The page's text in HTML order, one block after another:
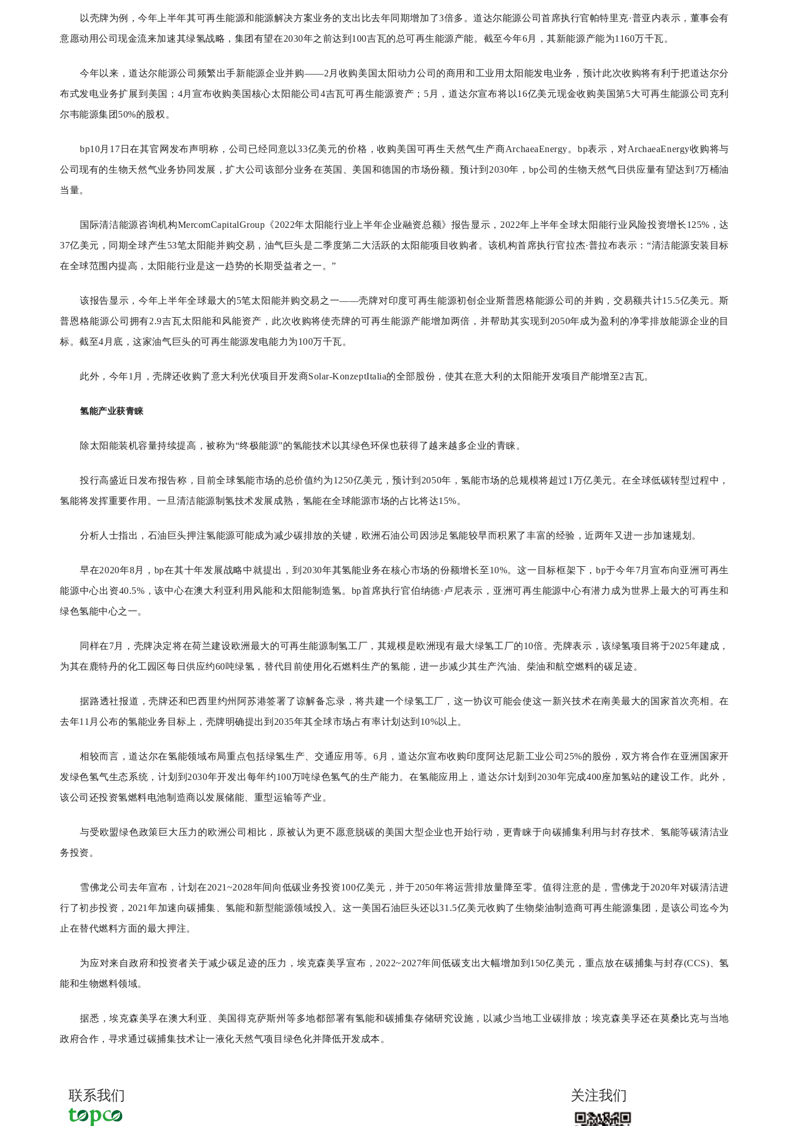
以壳牌为例，今年上半年其可再生能源和能源解决方案业务的支出比去年同期增加了3倍多。道达尔能源公司首席执行官帕特里克·普亚内表示，董事会有
意愿动用公司现金流来加速其绿氢战略，集团有望在2030年之前达到100吉瓦的总可再生能源产能。截至今年6月，其新能源产能为1160万千瓦。
今年以来，道达尔能源公司频繁出手新能源企业并购——2月收购美国太阳动力公司的商用和工业用太阳能发电业务，预计此次收购将有利于把道达尔分
布式发电业务扩展到美国；4月宣布收购美国核心太阳能公司4吉瓦可再生能源资产；5月，道达尔宣布将以16亿美元现金收购美国第5大可再生能源公司克利
尔韦能源集团50%的股权。
bp10月17日在其官网发布声明称，公司已经同意以33亿美元的价格，收购美国可再生天然气生产商ArchaeaEnergy。bp表示，对ArchaeaEnergy收购将与
公司现有的生物天然气业务协同发展，扩大公司该部分业务在英国、美国和德国的市场份额。预计到2030年，bp公司的生物天然气日供应量有望达到7万桶油
当量。
国际清洁能源咨询机构MercomCapitalGroup《2022年太阳能行业上半年企业融资总额》报告显示，2022年上半年全球太阳能行业风险投资增长125%，达
37亿美元，同期全球产生53笔太阳能并购交易，油气巨头是二季度第二大活跃的太阳能项目收购者。该机构首席执行官拉杰·普拉布表示：“清洁能源安装目标
在全球范围内提高，太阳能行业是这一趋势的长期受益者之一。”
该报告显示，今年上半年全球最大的5笔太阳能并购交易之一——壳牌对印度可再生能源初创企业斯普恩格能源公司的并购，交易额共计15.5亿美元。斯
普恩格能源公司拥有2.9吉瓦太阳能和风能资产，此次收购将使壳牌的可再生能源产能增加两倍，并帮助其实现到2050年成为盈利的净零排放能源企业的目
标。截至4月底，这家油气巨头的可再生能源发电能力为100万千瓦。
此外，今年1月，壳牌还收购了意大利光伏项目开发商Solar-KonzeptItalia的全部股份，使其在意大利的太阳能开发项目产能增至2吉瓦。
氢能产业获青睐
除太阳能装机容量持续提高，被称为“终极能源”的氢能技术以其绿色环保也获得了越来越多企业的青睐。
投行高盛近日发布报告称，目前全球氢能市场的总价值约为1250亿美元，预计到2050年，氢能市场的总规模将超过1万亿美元。在全球低碳转型过程中，
氢能将发挥重要作用。一旦清洁能源制氢技术发展成熟，氢能在全球能源市场的占比将达15%。
分析人士指出，石油巨头押注氢能源可能成为减少碳排放的关键，欧洲石油公司因涉足氢能较早而积累了丰富的经验，近两年又进一步加速规划。
早在2020年8月，bp在其十年发展战略中就提出，到2030年其氢能业务在核心市场的份额增长至10%。这一目标框架下，bp于今年7月宣布向亚洲可再生
能源中心出资40.5%，该中心在澳大利亚利用风能和太阳能制造氢。bp首席执行官伯纳德·卢尼表示，亚洲可再生能源中心有潜力成为世界上最大的可再生和
绿色氢能中心之一。
同样在7月，壳牌决定将在荷兰建设欧洲最大的可再生能源制氢工厂，其规模是欧洲现有最大绿氢工厂的10倍。壳牌表示，该绿氢项目将于2025年建成，
为其在鹿特丹的化工园区每日供应约60吨绿氢，替代目前使用化石燃料生产的氢能，进一步减少其生产汽油、柴油和航空燃料的碳足迹。
据路透社报道，壳牌还和巴西里约州阿苏港签署了谅解备忘录，将共建一个绿氢工厂，这一协议可能会使这一新兴技术在南美最大的国家首次亮相。在
去年11月公布的氢能业务目标上，壳牌明确提出到2035年其全球市场占有率计划达到10%以上。
相较而言，道达尔在氢能领域布局重点包括绿氢生产、交通应用等。6月，道达尔宣布收购印度阿达尼新工业公司25%的股份，双方将合作在亚洲国家开
发绿色氢气生态系统，计划到2030年开发出每年约100万吨绿色氢气的生产能力。在氢能应用上，道达尔计划到2030年完成400座加氢站的建设工作。此外，
该公司还投资氢燃料电池制造商以发展储能、重型运输等产业。
与受欧盟绿色政策巨大压力的欧洲公司相比，原被认为更不愿意脱碳的美国大型企业也开始行动，更青睐于向碳捕集利用与封存技术、氢能等碳清洁业
务投资。
雪佛龙公司去年宣布，计划在2021~2028年间向低碳业务投资100亿美元，并于2050年将运营排放量降至零。值得注意的是，雪佛龙于2020年对碳清洁进
行了初步投资，2021年加速向碳捕集、氢能和新型能源领域投入。这一美国石油巨头还以31.5亿美元收购了生物柴油制造商可再生能源集团，是该公司迄今为
止在替代燃料方面的最大押注。
为应对来自政府和投资者关于减少碳足迹的压力，埃克森美孚宣布，2022~2027年间低碳支出大幅增加到150亿美元，重点放在碳捕集与封存(CCS)、氢
能和生物燃料领域。
据悉，埃克森美孚在澳大利亚、美国得克萨斯州等多地都部署有氢能和碳捕集存储研究设施，以减少当地工业碳排放；埃克森美孚还在莫桑比克与当地
政府合作，寻求通过碳捕集技术让一液化天然气项目绿色化并降低开发成本。
联系我们 关注我们